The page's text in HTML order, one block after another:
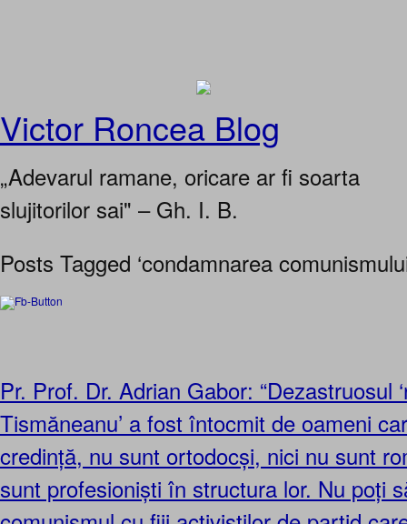
Victor Roncea Blog
„Adevarul ramane, oricare ar fi soarta
slujitorilor sai" – Gh. I. B.
Posts Tagged ‘condamnarea
Pr. Prof. Dr. Adrian Gabor: “Dezastruosul
Tismăneanu’ a fost întocmit de oameni
credință, nu sunt ortodocși, nici nu sunt
sunt profesioniști în structura lor. Nu poți